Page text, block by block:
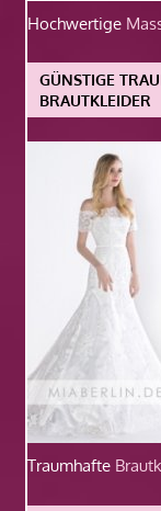
Hochwertige
GÜNSTIGE
BRAUTKLEIDER
Traumhafte